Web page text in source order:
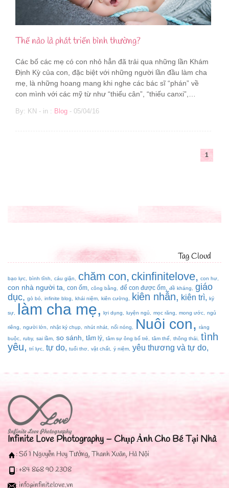
Thế nào là phát triển bình thường?
Các bố các mẹ có con nhỏ hẳn đã trải qua những lần Khám
Định Kỳ của con, đặc biệt với những người lần đầu làm cha
mẹ, là những hoang mang khi nghe các bác sĩ “phán” về
con mình với các mỹ từ như “thiếu cân”, “thiếu canxi”,…
By: KN - in : Blog - 05/04/16
1
Tag Cloud
bạo lực bình tĩnh cáu giận chăm con ckinfinitelove con hư
con nhà người ta con ốm công bằng để con được ốm đề kháng
giáo
dục
gò bó infinite blog khái niệm kiên cường kiên nhẫn kiên trì ký
sự làm cha mẹ lợi dụng luyện ngủ mọc răng mong ước ngủ
riêng người lớn nhật ký chụp nhút nhát nổi nóng Nuôi con
ràng
buộc
ruby sai lầm so sánh tâm lý tâm sự ông bố trẻ tâm thế thông thái
tình
yêu
trí lực tự do tuổi thơ vật chất ý niệm yêu thương và tự do
Infinite Love Photography – Chụp Ảnh Cho Bé Tại Nhà
: Số 1 Nguyễn Huy Tưởng, Thanh Xuân, Hà Nội
: +84 868 90 2308
: info@infinitelove.vn